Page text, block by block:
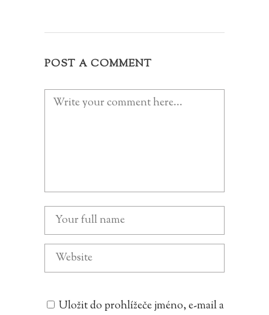
POST A COMMENT
Uložit do prohlížeče jméno, e-mail a